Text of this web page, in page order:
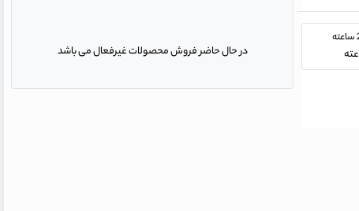
در حال حاضر فروش محصولات غیرفعال می باشد